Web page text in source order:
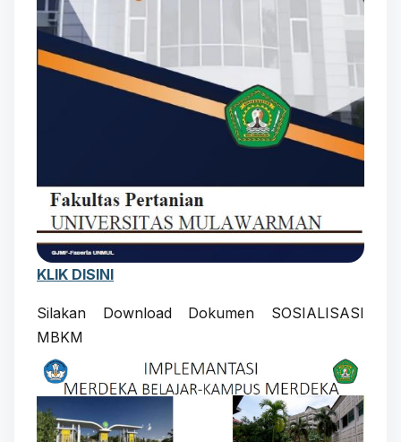
KLIK DISINI
Silakan Download Dokumen SOSIALISASI
MBKM